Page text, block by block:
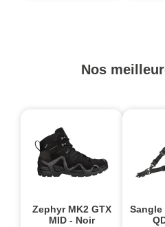
Nos
Zephyr MK2 GTX
MID - Noir
Sangle